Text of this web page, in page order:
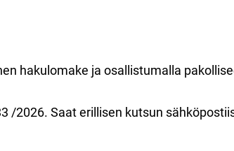
hakulomake ja osallistumalla
/2026. Saat erillisen kutsun